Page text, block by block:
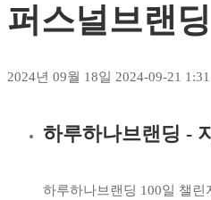
퍼스널브랜
2024년 09월 18일 2024-09-21 1:31
퍼스널브랜딩
전문가
하루하나브랜딩 -
하루하나브랜딩 100일 챌린